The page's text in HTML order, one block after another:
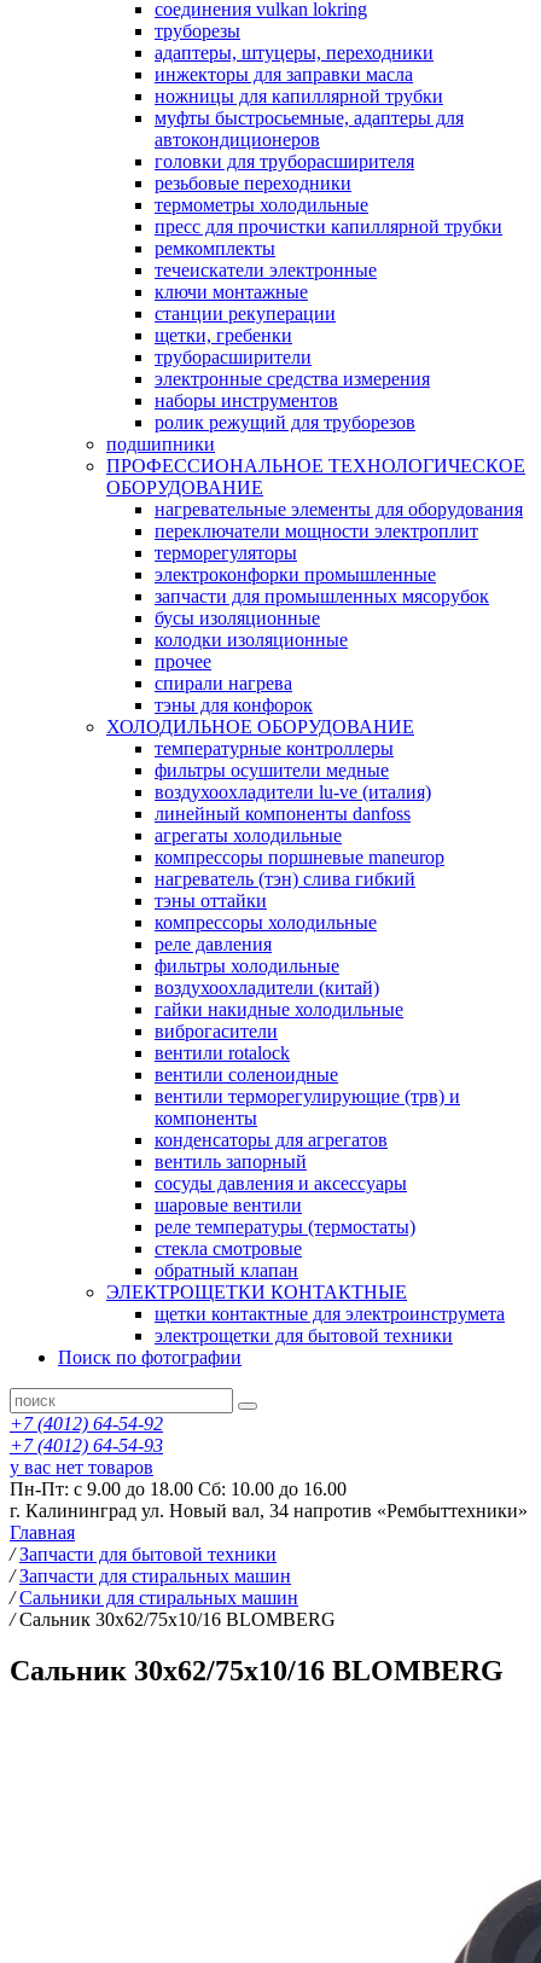
соединения vulkan lokring
труборезы
адаптеры, штуцеры, переходники
инжекторы для заправки масла
ножницы для капиллярной трубки
муфты быстросьемные, адаптеры для
автокондиционеров
головки для труборасширителя
резьбовые переходники
термометры холодильные
пресс для прочистки капиллярной трубки
ремкомплекты
течеискатели электронные
ключи монтажные
станции рекуперации
щетки, гребенки
труборасширители
электронные средства измерения
наборы инструментов
ролик режущий для труборезов
подшипники
ПРОФЕССИОНАЛЬНОЕ ТЕХНОЛОГИЧЕСКОЕ
ОБОРУДОВАНИЕ
нагревательные элементы для оборудования
переключатели мощности электроплит
терморегуляторы
электроконфорки промышленные
запчасти для промышленных мясорубок
бусы изоляционные
колодки изоляционные
прочее
спирали нагрева
тэны для конфорок
ХОЛОДИЛЬНОЕ ОБОРУДОВАНИЕ
температурные контроллеры
фильтры осушители медные
воздухоохладители lu-ve (италия)
линейный компоненты danfoss
агрегаты холодильные
компрессоры поршневые maneurop
нагреватель (тэн) слива гибкий
тэны оттайки
компрессоры холодильные
реле давления
фильтры холодильные
воздухоохладители (китай)
гайки накидные холодильные
виброгасители
вентили rotalock
вентили соленоидные
вентили терморегулирующие (трв) и
компоненты
конденсаторы для агрегатов
вентиль запорный
сосуды давления и аксессуары
шаровые вентили
реле температуры (термостаты)
стекла смотровые
обратный клапан
ЭЛЕКТРОЩЕТКИ КОНТАКТНЫЕ
щетки контактные для электроинструмета
электрощетки для бытовой техники
Поиск по фотографии
+7 (4012) 64-54-92
+7 (4012) 64-54-93
у вас нет товаров
Пн-Пт: с 9.00 до 18.00 Сб: 10.00 до 16.00
г. Калининград ул. Новый вал, 34 напротив «Рембыттехники»
Главная
/ Запчасти для бытовой техники
/ Запчасти для стиральных машин
/ Сальники для стиральных машин
/ Сальник 30х62/75х10/16 BLOMBERG
Сальник 30х62/75х10/16 BLOMBERG